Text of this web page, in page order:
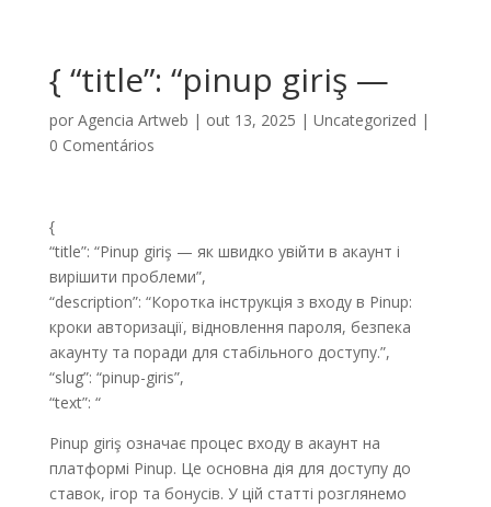
{ “title”: “pinup giriş —
por Agencia Artweb | out 13, 2025 | Uncategorized |
0 Comentários
{
“title”: “Pinup giriş — як швидко увійти в акаунт і
вирішити проблеми”,
“description”: “Коротка інструкція з входу в Pinup:
кроки авторизації, відновлення пароля, безпека
акаунту та поради для стабільного доступу.”,
“slug”: “pinup-giris”,
“text”: “
Pinup giriş означає процес входу в акаунт на
платформі Pinup. Це основна дія для доступу до
ставок, ігор та бонусів. У цій статті розглянемо